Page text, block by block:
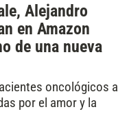
Alejandro
en Amazon
de una nueva
oncológicos a
por el amor y la